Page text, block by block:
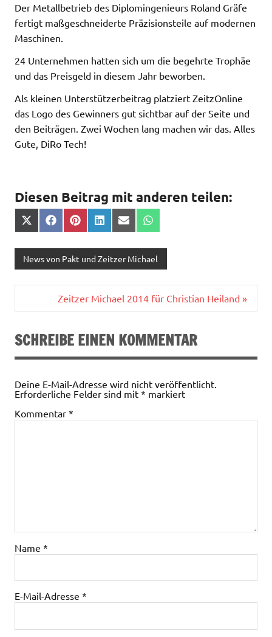
Der Metallbetrieb des Diplomingenieurs Roland Gräfe
fertigt maßgeschneiderte Präzisionsteile auf modernen
Maschinen.
24 Unternehmen hatten sich um die begehrte Trophäe
und das Preisgeld in diesem Jahr beworben.
Als kleinen Unterstützerbeitrag platziert ZeitzOnline
das Logo des Gewinners gut sichtbar auf der Seite und
den Beiträgen. Zwei Wochen lang machen wir das. Alles
Gute, DiRo Tech!
Diesen Beitrag mit anderen teilen:
Share
on
(Twitter)
Share
on
Share
on
Share
on
Share
on
Share
on
News von Pakt und Zeitzer Michael
Beitragsnavigation
Zeitzer Michael 2014 für Christian Heiland »
SCHREIBE EINEN KOMMENTAR
Deine E-Mail-Adresse wird nicht veröffentlicht.
Erforderliche Felder sind mit * markiert
Kommentar *
Name *
E-Mail-Adresse *